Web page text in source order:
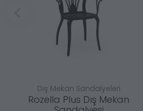
Dış Mekan Sandalyeleri
Rozella Plus Dış Mekan